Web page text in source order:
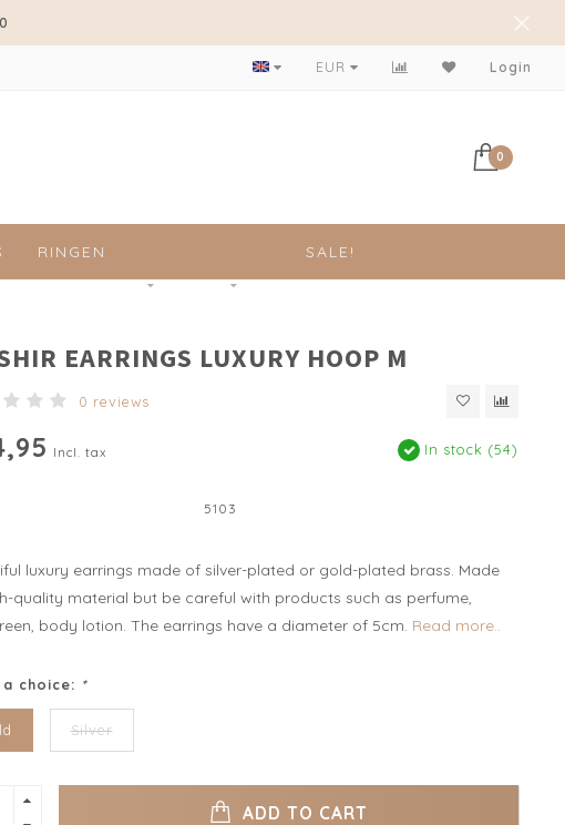
Achteraf betalen mogelijk!
EUR Login
0
RINGEN SALE!
EARRINGS LUXURY HOOP M
0 reviews
Incl. tax In stock (54)
5103
luxury earrings made of silver-plated or gold-plated brass. Made
quality material but be careful with products such as perfume,
body lotion. The earrings have a diameter of 5cm. Read more..
a choice: *
Silver
ADD TO CART